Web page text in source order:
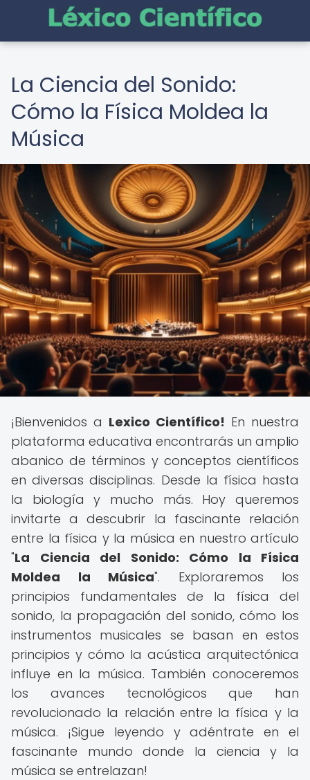
La Ciencia del Sonido:
Cómo la Física Moldea la
Música
¡Bienvenidos a Lexico Científico! En nuestra
plataforma educativa encontrarás un amplio
abanico de términos y conceptos científicos
en diversas disciplinas. Desde la física hasta
la biología y mucho más. Hoy queremos
invitarte a descubrir la fascinante relación
entre la física y la música en nuestro artículo
"La Ciencia del Sonido: Cómo la Física
Moldea la Música". Exploraremos los
principios fundamentales de la física del
sonido, la propagación del sonido, cómo los
instrumentos musicales se basan en estos
principios y cómo la acústica arquitectónica
influye en la música. También conoceremos
los avances tecnológicos que han
revolucionado la relación entre la física y la
música. ¡Sigue leyendo y adéntrate en el
fascinante mundo donde la ciencia y la
música se entrelazan!